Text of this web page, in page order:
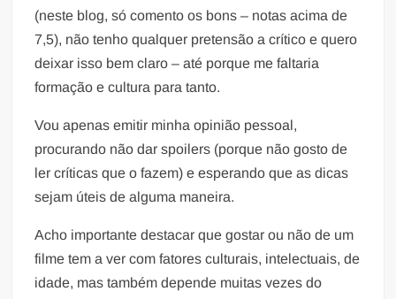
(neste blog, só comento os bons – notas acima de
7,5), não tenho qualquer pretensão a crítico e quero
deixar isso bem claro – até porque me faltaria
formação e cultura para tanto.
Vou apenas emitir minha opinião pessoal,
procurando não dar spoilers (porque não gosto de
ler críticas que o fazem) e esperando que as dicas
sejam úteis de alguma maneira.
Acho importante destacar que gostar ou não de um
filme tem a ver com fatores culturais, intelectuais, de
idade, mas também depende muitas vezes do